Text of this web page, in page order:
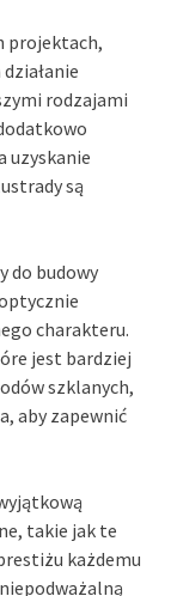
projektach,
rodzajami
uzyskanie
są
do budowy
charakteru.
jest bardziej
szklanych,
aby zapewnić
takie jak te
każdemu